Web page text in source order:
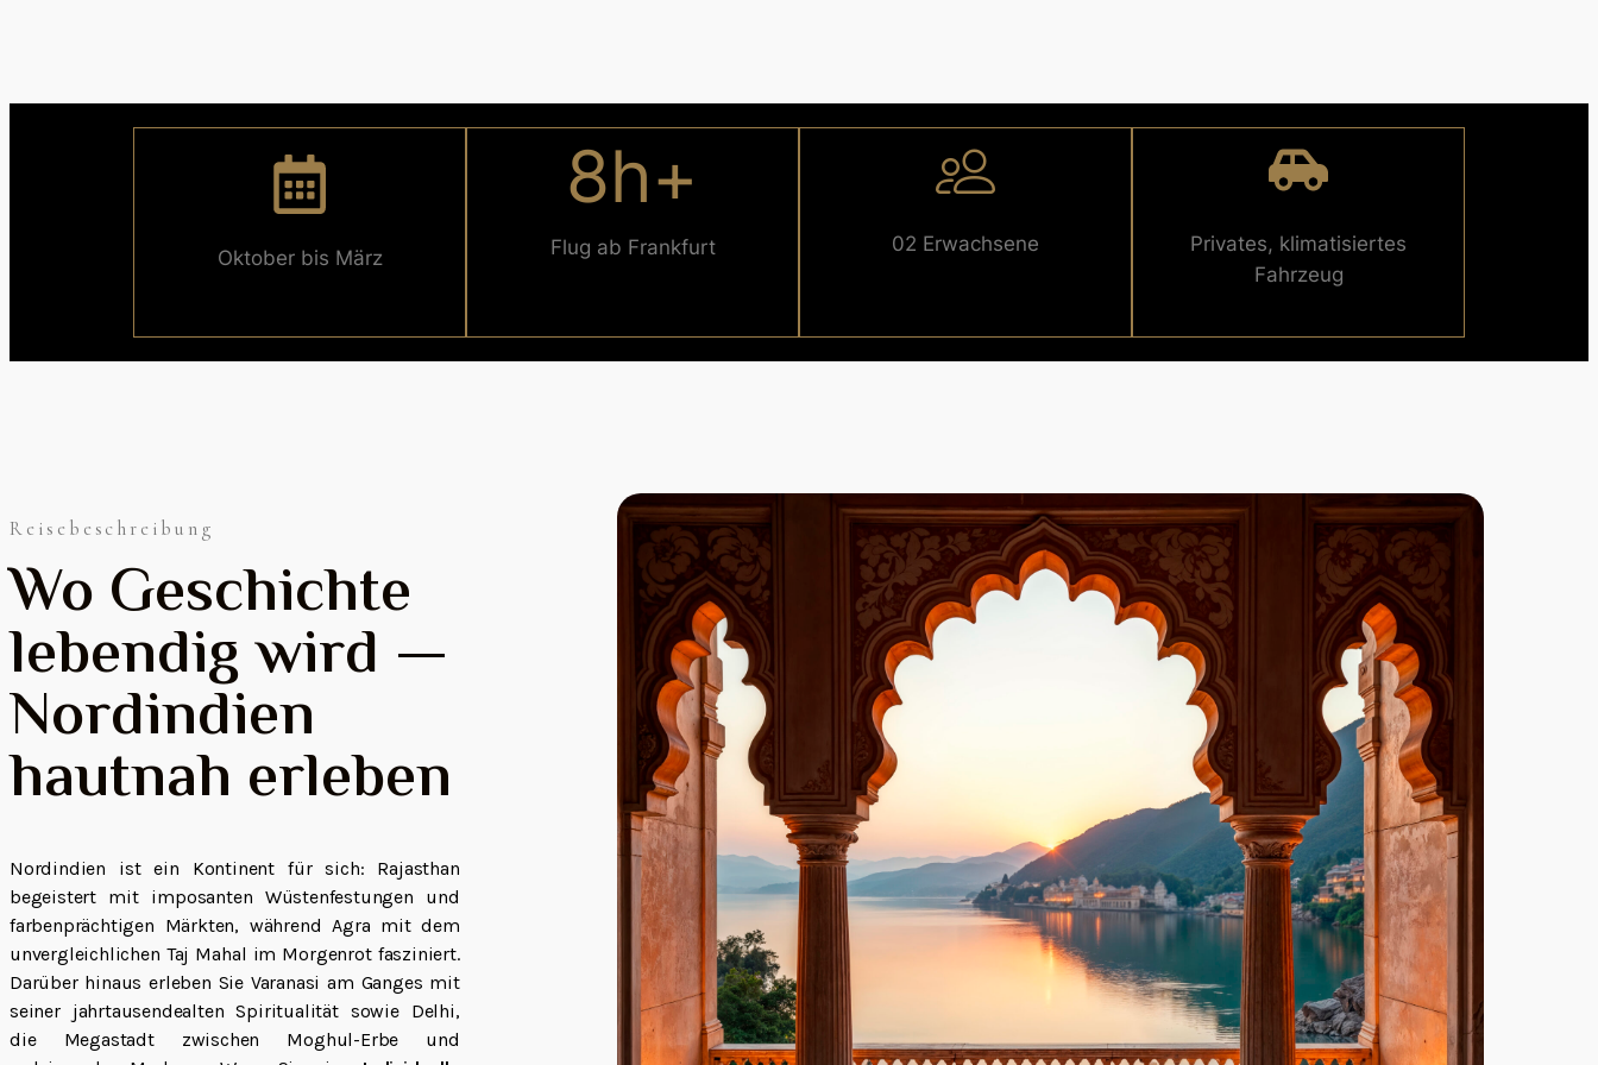
Oktober bis März
8h+
Flug ab Frankfurt 02 Erwachsene
Privates, klimatisiertes
Fahrzeug
Reisebeschreibung
Wo Geschichte
lebendig wird —
Nordindien
hautnah erleben
Nordindien ist ein Kontinent für sich: Rajasthan
begeistert mit imposanten Wüstenfestungen und
farbenprächtigen Märkten, während Agra mit dem
unvergleichlichen Taj Mahal im Morgenrot fasziniert.
Darüber hinaus erleben Sie Varanasi am Ganges mit
seiner jahrtausendealten Spiritualität sowie Delhi,
die Megastadt zwischen Moghul-Erbe und